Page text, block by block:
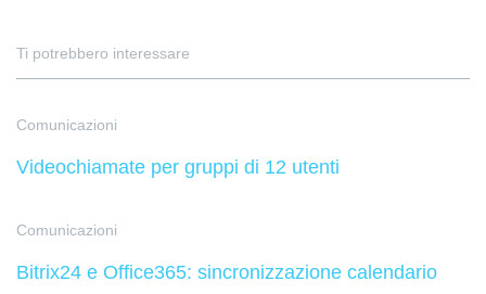
Ti potrebbero interessare
Comunicazioni
Videochiamate per gruppi di 12 utenti
Comunicazioni
Bitrix24 e Office365: sincronizzazione calendario